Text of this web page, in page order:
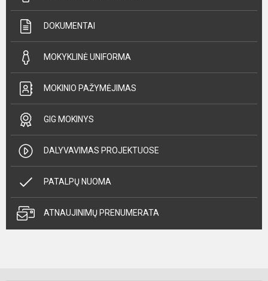
DOKUMENTAI
MOKYKLINĖ UNIFORMA
MOKINIO PAŽYMĖJIMAS
GIG MOKINYS
DALYVAVIMAS PROJEKTUOSE
PATALPŲ NUOMA
ATNAUJINIMŲ PRENUMERATA